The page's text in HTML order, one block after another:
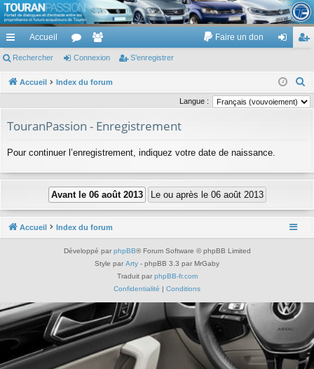
TouranPassion
Le forum des propriétaires ou futurs acquéreurs du Volkswagen Touran
cc
ès
pi
Accueil
or
u
s
e
m
es
Faire un don
ne
xi
nr
eg
Rechercher Connexion S’enregistrer
Accueil Index du forum
e
c
Langue :
TouranPassion - Enregistrement
Pour continuer l’enregistrement, indiquez votre date de naissance.
Accueil Index du forum
Développé par phpBB® Forum Software © phpBB Limited
Style par Arty - phpBB 3.3 par MrGaby
Traduit par phpBB-fr.com
Confidentialité | Conditions